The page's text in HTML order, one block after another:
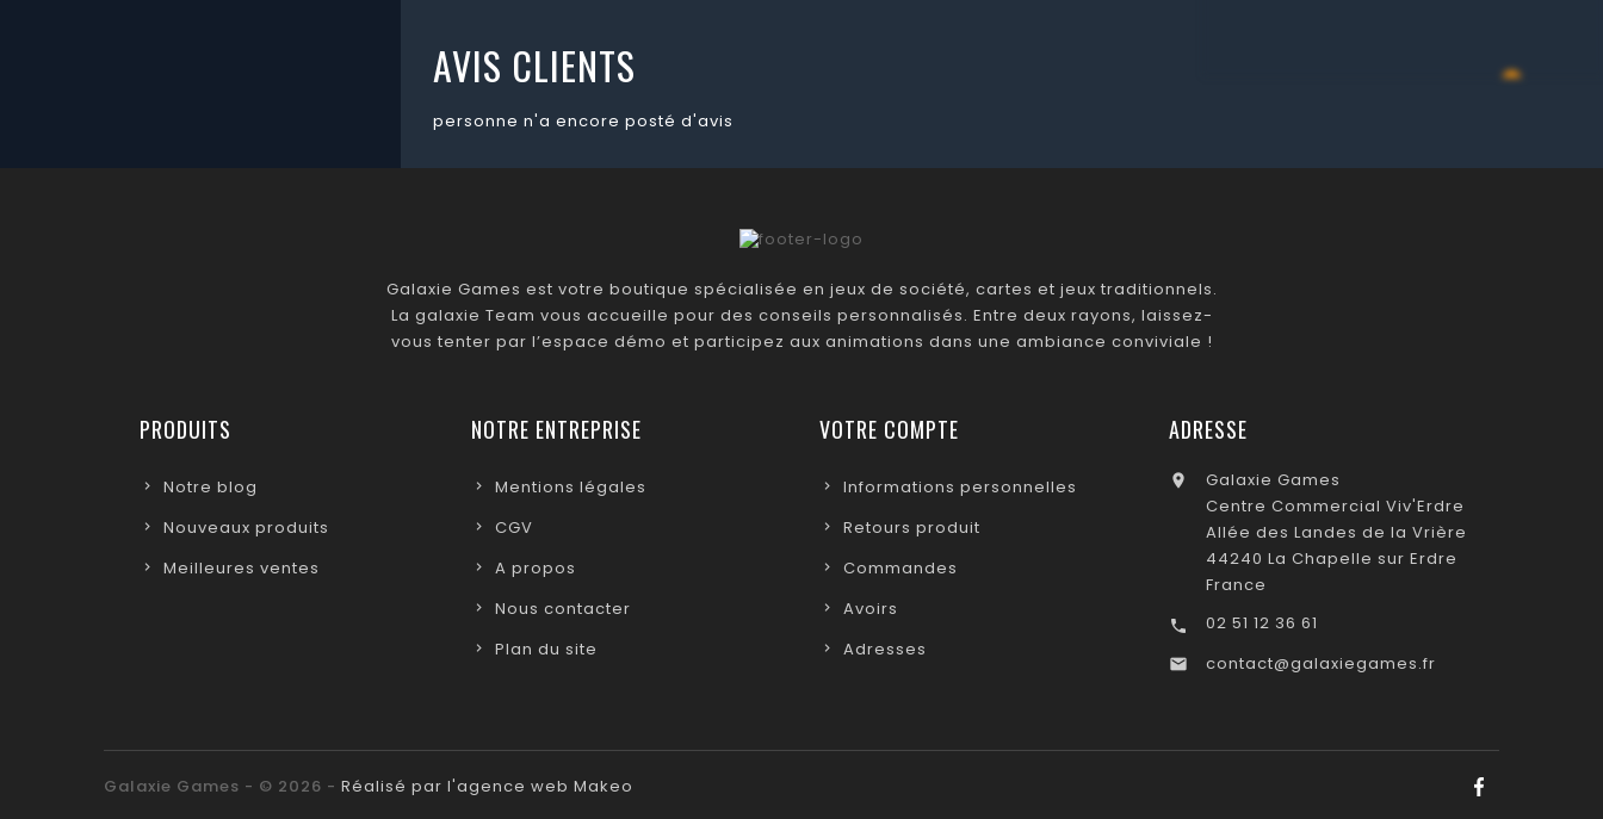
AVIS CLIENTS
personne n'a encore posté d'avis
Galaxie Games est votre boutique spécialisée en jeux de société, cartes et jeux traditionnels.
La galaxie Team vous accueille pour des conseils personnalisés. Entre deux rayons, laissez-
vous tenter par l’espace démo et participez aux animations dans une ambiance conviviale !
PRODUITS
Notre blog
Nouveaux produits
Meilleures ventes
NOTRE ENTREPRISE
Mentions légales
CGV
A propos
Nous contacter
Plan du site
VOTRE COMPTE
Informations personnelles
Retours produit
Commandes
Avoirs
Adresses
ADRESSE

Galaxie Games
Centre Commercial Viv'Erdre
Allée des Landes de la Vrière
44240 La Chapelle sur Erdre
France
 02 51 12 36 61
 contact@galaxiegames.fr
Galaxie Games - © 2026 - Réalisé par l'agence web Makeo